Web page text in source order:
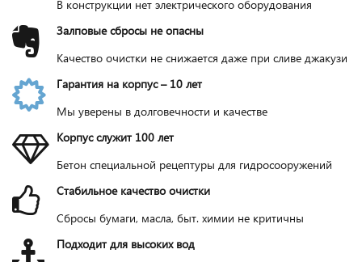
В конструкции нет электрического оборудования
Залповые сбросы не опасны
Качество очистки не снижается даже при сливе джакузи
Гарантия на корпус – 10 лет
Мы уверены в долговечности и качестве
Корпус служит 100 лет
Бетон специальной рецептуры для гидросооружений
Стабильное качество очистки
Сбросы бумаги, масла, быт. химии не критичны
Подходит для высоких вод